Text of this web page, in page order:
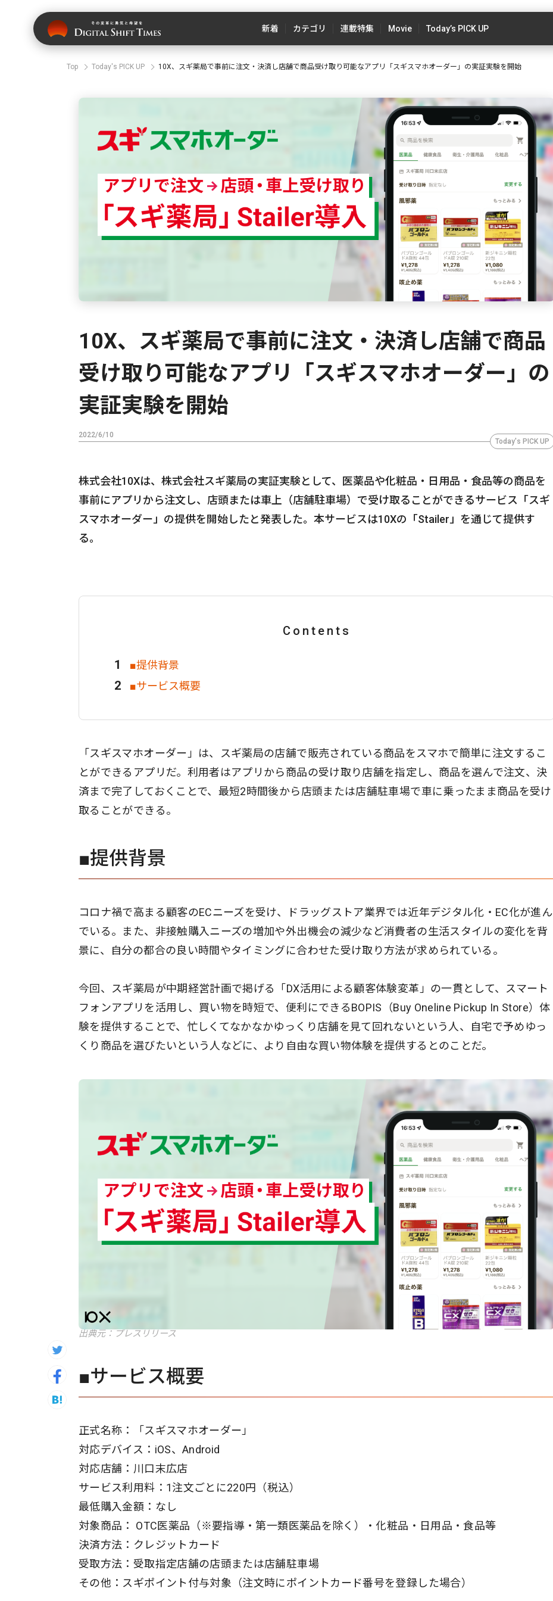
新着 カテゴリ 連載特集 Movie Today’s PICK UP
Top Today's PICK UP 10X、スギ薬局で事前に注文・決済し店舗で商品受け取り可能なアプリ「スギスマホオーダー」の実証実験を開始
10X、スギ薬局で事前に注文・決済し店舗で商品
受け取り可能なアプリ「スギスマホオーダー」の
実証実験を開始
2022/6/10
Today's PICK UP
株式会社10Xは、株式会社スギ薬局の実証実験として、医薬品や化粧品・日用品・食品等の商品を
事前にアプリから注文し、店頭または車上（店舗駐車場）で受け取ることができるサービス「スギ
スマホオーダー」の提供を開始したと発表した。本サービスは10Xの「Stailer」を通じて提供す
る。
Contents
■提供背景
■サービス概要
「スギスマホオーダー」は、スギ薬局の店舗で販売されている商品をスマホで簡単に注文するこ
とができるアプリだ。利用者はアプリから商品の受け取り店舗を指定し、商品を選んで注文、決
済まで完了しておくことで、最短2時間後から店頭または店舗駐車場で車に乗ったまま商品を受け
取ることができる。
■提供背景
コロナ禍で高まる顧客のECニーズを受け、ドラッグストア業界では近年デジタル化・EC化が進ん
でいる。また、非接触購入ニーズの増加や外出機会の減少など消費者の生活スタイルの変化を背
景に、自分の都合の良い時間やタイミングに合わせた受け取り方法が求められている。
今回、スギ薬局が中期経営計画で掲げる「DX活用による顧客体験変革」の一貫として、スマート
フォンアプリを活用し、買い物を時短で、便利にできるBOPIS（Buy Oneline Pickup In Store）体
験を提供することで、忙しくてなかなかゆっくり店舗を見て回れないという人、自宅で予めゆっ
くり商品を選びたいという人などに、より自由な買い物体験を提供するとのことだ。
出典元：プレスリリース
■サービス概要
正式名称：「スギスマホオーダー」
対応デバイス：iOS、Android
対応店舗：川口末広店
サービス利用料：1注文ごとに220円（税込）
最低購入金額：なし
対象商品： OTC医薬品（※要指導・第一類医薬品を除く）・化粧品・日用品・食品等
決済方法：クレジットカード
受取方法：受取指定店舗の店頭または店舗駐車場
その他：スギポイント付与対象（注文時にポイントカード番号を登録した場合）